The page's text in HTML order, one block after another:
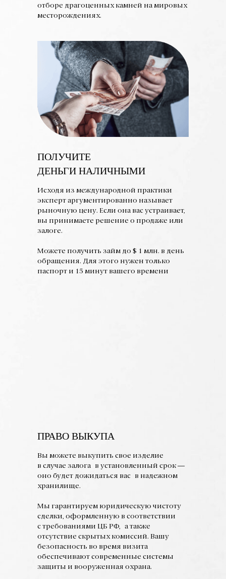
отборе драгоценных камней на мировых
месторождениях.
Исходя из международной практики
эксперт аргументированно называет
рыночную цену. Если она вас устраивает,
вы принимаете решение о продаже или
залоге.
Можете получить займ до $ 1 млн. в день
обращения. Для этого нужен только
паспорт и 15 минут вашего времени
Вы можете выкупить свое изделие
в случае залога в установленный срок —
оно будет дожидаться вас в надежном
хранилище.
Мы гарантируем юридическую чистоту
сделки, оформленную в соответствии
с требованиями ЦБ РФ, а также
отсутствие скрытых комиссий. Вашу
безопасность во время визита
обеспечивают современные системы
защиты и вооруженная охрана.
ПОЛУЧИТЕ
ДЕНЬГИ НАЛИЧНЫМИ
ПРАВО ВЫКУПА